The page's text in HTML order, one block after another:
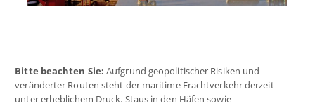
Bitte beachten Sie: Aufgrund geopolitischer Risiken und
veränderter Routen steht der maritime Frachtverkehr derzeit
unter erheblichem Druck. Staus in den Häfen sowie